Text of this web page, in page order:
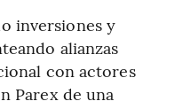
inversiones y
alianzas
con actores
Parex de una